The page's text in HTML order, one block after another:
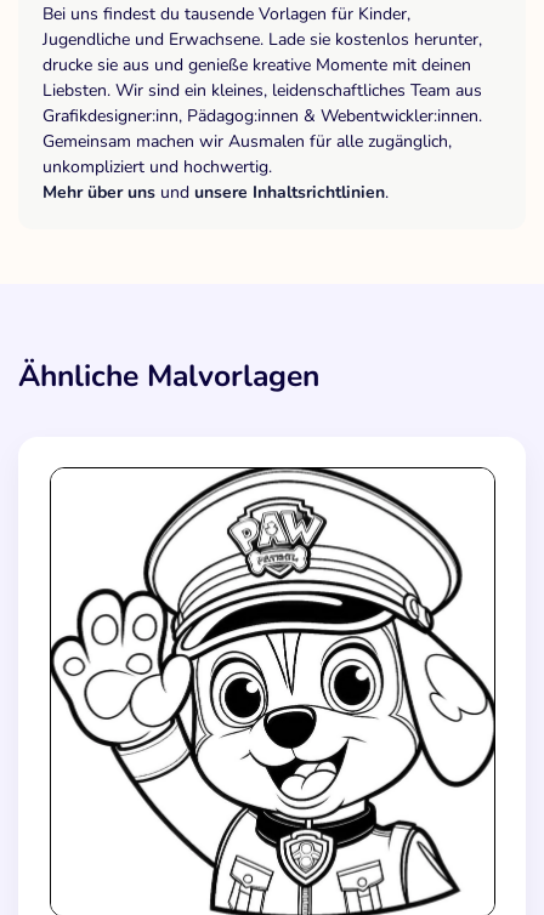
Bei uns findest du tausende Vorlagen für Kinder,
Jugendliche und Erwachsene. Lade sie kostenlos herunter,
drucke sie aus und genieße kreative Momente mit deinen
Liebsten. Wir sind ein kleines, leidenschaftliches Team aus
Grafikdesigner:inn, Pädagog:innen & Webentwickler:innen.
Gemeinsam machen wir Ausmalen für alle zugänglich,
unkompliziert und hochwertig.
Mehr über uns und unsere Inhaltsrichtlinien.
Ähnliche Malvorlagen